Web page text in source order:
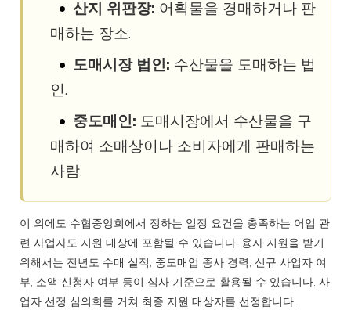
산지 위판장: 어획물을 경매하거나 판
매하는 장소.
도매시장 법인: 수산물을 도매하는 법
인.
중도매인: 도매시장에서 수산물을 구
매하여 소매상이나 소비자에게 판매하는
사람.
이 외에도 수협중앙회에서 정하는 일정 요건을 충족하는 어업 관
련 사업자도 지원 대상에 포함될 수 있습니다. 융자 지원을 받기
위해서는 전년도 수매 실적, 중도매업 종사 경력, 신규 사업자 여
부, 소액 신청자 여부 등이 심사 기준으로 활용될 수 있습니다. 사
업자 선정 심의회를 거쳐 최종 지원 대상자를 선정합니다.